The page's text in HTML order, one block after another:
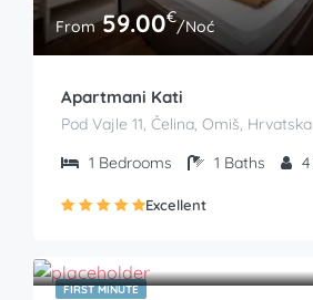
From59.00€/Noć
Apartmani Kati
Pod Vajle 11, Čelina, Omiš, Hrvatska
1 Bedrooms 1 Baths 4
Excellent
FIRST MINUTE